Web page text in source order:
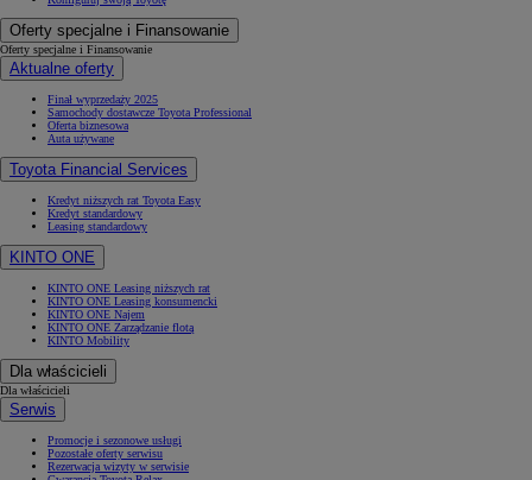
Oferty specjalne i Finansowanie
Oferty specjalne i Finansowanie
Aktualne oferty
Finał wyprzedaży 2025
Samochody dostawcze Toyota Professional
Oferta biznesowa
Auta używane
Toyota Financial Services
Kredyt niższych rat Toyota Easy
Kredyt standardowy
Leasing standardowy
KINTO ONE
KINTO ONE Leasing niższych rat
KINTO ONE Leasing konsumencki
KINTO ONE Najem
KINTO ONE Zarządzanie flotą
KINTO Mobility
Dla właścicieli
Dla właścicieli
Serwis
Promocje i sezonowe usługi
Pozostałe oferty serwisu
Rezerwacja wizyty w serwisie